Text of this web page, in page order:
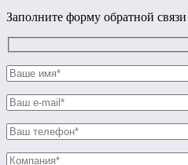
Заполните форму обратной